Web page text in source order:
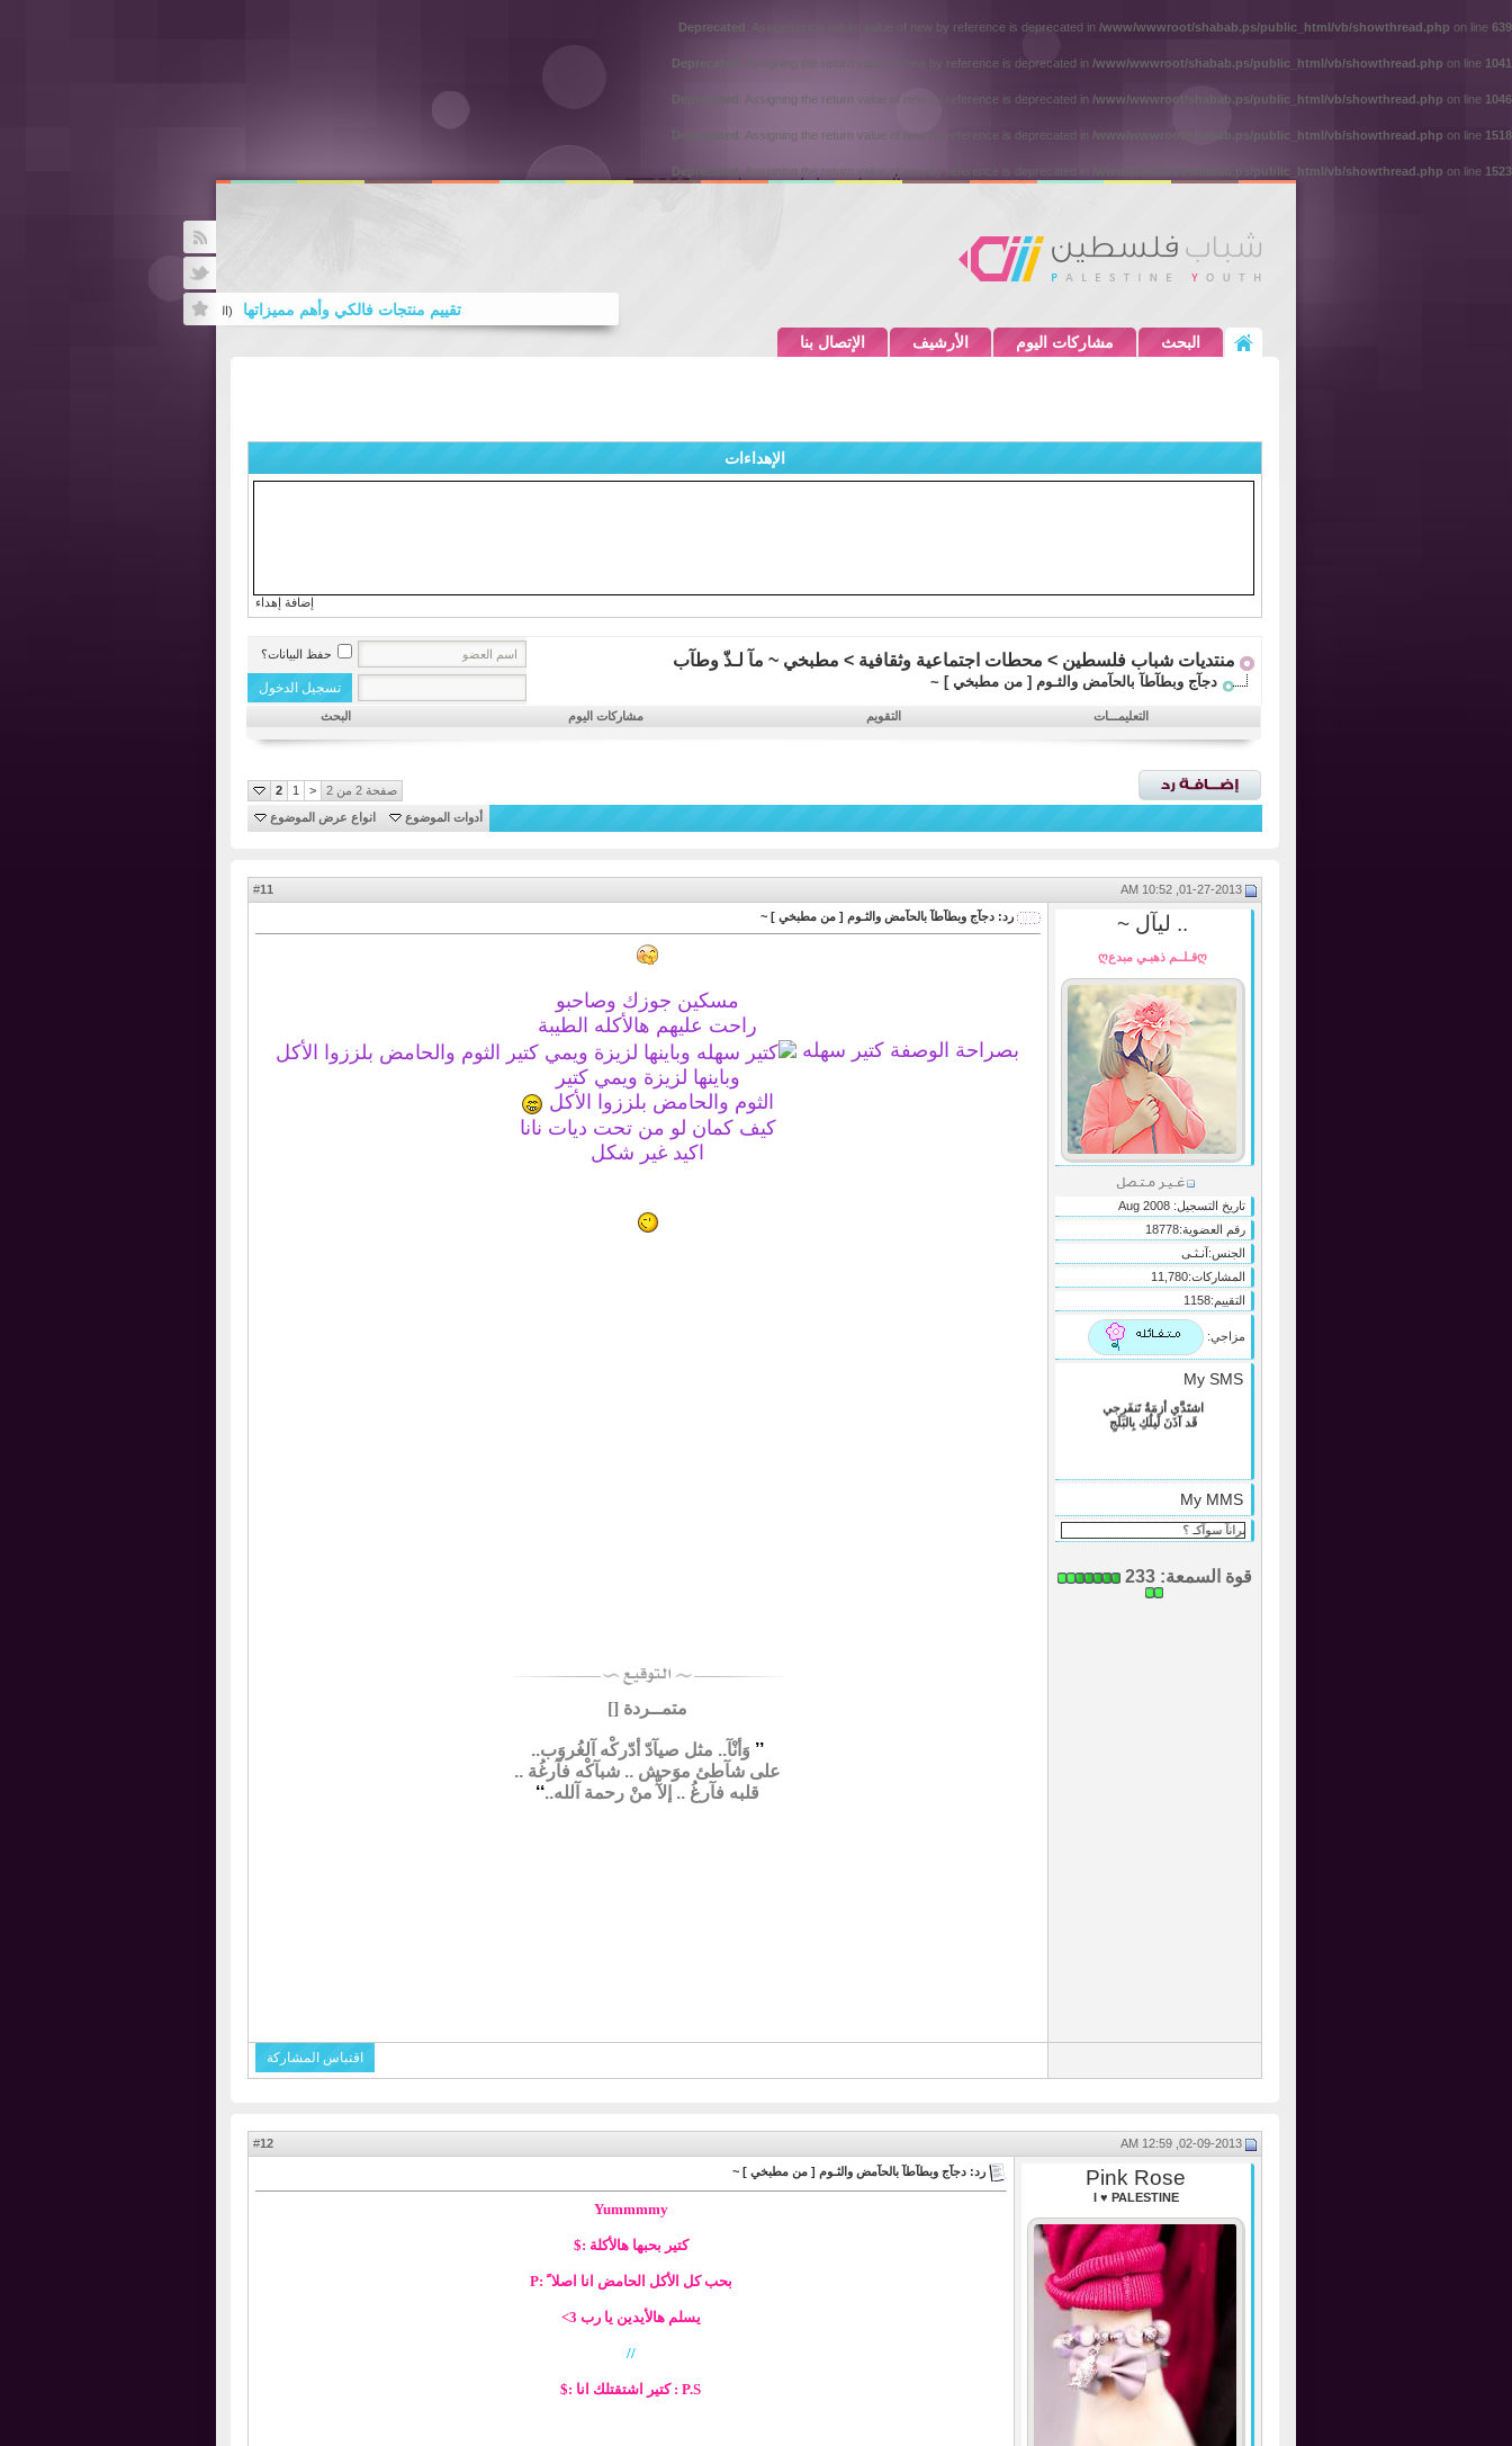
Deprecated: Assigning the return value of new by reference is deprecated in /www/wwwroot/shabab.ps/public_html/vb/showthread.php on line 639
Deprecated : Assigning the return value of new by reference is deprecated in /www/wwwroot/shabab.ps/public_html/vb/showthread.php on line 1041
Deprecated: Assigning the return value of new by reference is deprecated in /www/wwwroot/shabab.ps/public_html/vb/showthread.php on line 1046
Deprecated: Assigning the return value of new by reference is deprecated in /www/wwwroot/shabab.ps/public_html/vb/showthread.php on line 1518
Deprecated: Assigning the return value of new by reference is deprecated in /www/wwwroot/shabab.ps/public_html/vb/showthread.php on line 1523
تقييم منتجات فالكي وأهم مميزاتها (الزيارات: 20| الردود:
البحث مشاركات اليوم الأرشيف الإتصال بنا
الإهداءات
إضافة إهداء
منتديات شباب فلسطين > محطات اجتماعية وثقافية > مطبخي ~ مآ لـذّ وطآب
دجآج وبطآطآ بالحآمض والثـوم [ من مطبخي ] ~
حفظ البيانات؟
التعليمـــات التقويم مشاركات اليوم البحث
صفحة 2 من 2 <
1
2
أدوات الموضوع
انواع عرض الموضوع
01-27-2013, 10:52 AM
11
.. ليآل ~
ღقـلــم ذهبـي مبدعღ
تاريخ التسجيل: Aug 2008
رقم العضوية:18778
الجنس:آنـثـى
المشاركات:11,780
التقييم:1158
مزاجي:
My SMS
قَد آذَنَ لَيلُكِ بِالبَلَجِ
My MMS
ربــــآه من لأسرانآ سوآكـ ؟
قوة السمعة:233
رد: دجآج وبطآطآ بالحآمض والثـوم [ من مطبخي ] ~
مسكين جوزك وصاحبو
راحت عليهم هالأكله الطيبة
بصراحة الوصفة كتير سهله
وباينها لزيزة ويمي كتير
الثوم والحامض بلززوا الأكل
كيف كمان لو من تحت ديات نانا
اكيد غير شكل
متمــردة []
’’ وَأنْآ.. مثل صيآدّ أدّرکْه آلغُروَب..
على شآطئ موَحش .. شبآکْه فآرغُة ..
قلبه فآرغُ .. إلآّ منْ رحمة آلله..‘‘
اقتباس المشاركة
02-09-2013, 12:59 AM
#
12
Pink Rose
I ♥ PALESTINE
رد: دجآج وبطآطآ بالحآمض والثـوم [ من مطبخي ] ~
Yummmmy
كتير بحبها هالأكلة :$
بحب كل الأكل الحامض انا اصلا ً :P
يسلم هالأيدين يا رب 3>
//
P.S : كتير اشتقتلك انا :$